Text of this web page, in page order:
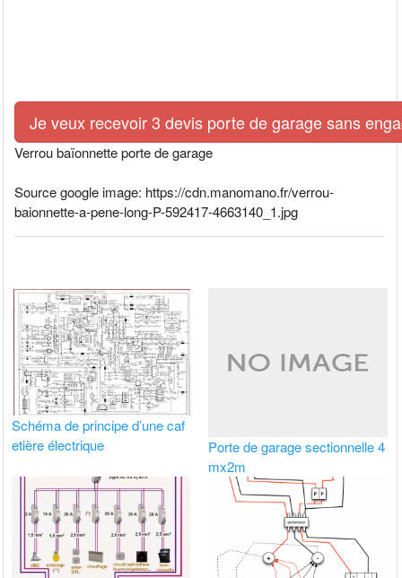
Je veux recevoir 3 devis porte de garage sans
Verrou baïonnette porte de garage
Source google image: https://cdn.manomano.fr/verrou-
baionnette-a-pene-long-P-592417-4663140_1.jpg
Schéma de principe d’une caf
etière électrique
Porte de garage sectionnelle 4
mx2m